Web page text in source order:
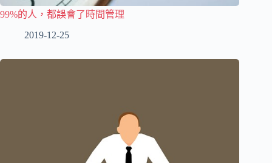
99%的人，都誤會了時間管理
2019-12-25